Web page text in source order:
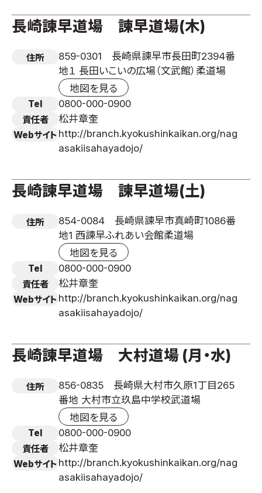
長崎諫早道場 諫早道場(木)
住所
859-0301 長崎県諫早市長田町2394番
地１ 長田いこいの広場（文武館）柔道場
地図を見る
Tel 0800-000-0900
責任者 松井章奎
Webサイト http://branch.kyokushinkaikan.org/nag
asakiisahayadojo/
長崎諫早道場 諫早道場(土)
住所
854-0084 長崎県諫早市真崎町1086番
地1 西諫早ふれあい会館柔道場
地図を見る
Tel 0800-000-0900
責任者 松井章奎
Webサイト http://branch.kyokushinkaikan.org/nag
asakiisahayadojo/
長崎諫早道場 大村道場 (月・水)
住所
856-0835 長崎県大村市久原1丁目265
番地 大村市立玖島中学校武道場
地図を見る
Tel 0800-000-0900
責任者 松井章奎
Webサイト http://branch.kyokushinkaikan.org/nag
asakiisahayadojo/